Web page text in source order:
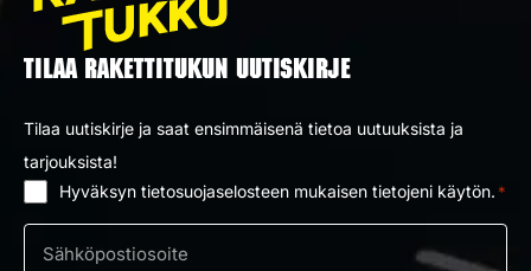
TILAA RAKETTITUKUN UUTISKIRJE
Tilaa uutiskirje ja saat ensimmäisenä tietoa uutuuksista ja
tarjouksista!
Hyväksyn tietosuojaselosteen mukaisen tietojeni käytön. *
Sähköposti